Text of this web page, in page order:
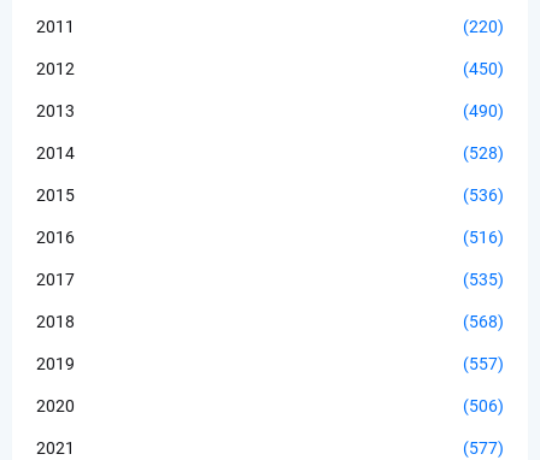
2011 (220)
2012 (450)
2013 (490)
2014 (528)
2015 (536)
2016 (516)
2017 (535)
2018 (568)
2019 (557)
2020 (506)
2021 (577)